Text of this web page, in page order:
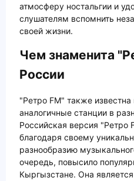
атмосферу ностальгии и
слушателям вспомнить
своей жизни.
Чем знаменита
России
"Ретро FM" также
аналогичные станции в
Российская версия "Ретро
благодаря своему
разнообразию
очередь, повысило
Кыргызстане. Она